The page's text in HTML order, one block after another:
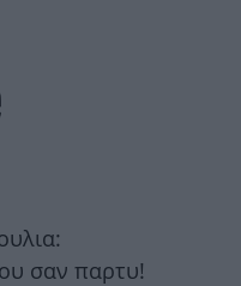
σαν παρτυ!